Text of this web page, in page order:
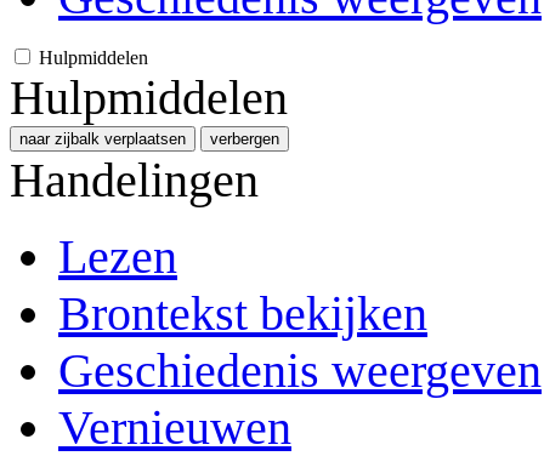
Hulpmiddelen
Hulpmiddelen
naar zijbalk verplaatsen verbergen
Handelingen
Lezen
Brontekst bekijken
Geschiedenis weergeven
Vernieuwen